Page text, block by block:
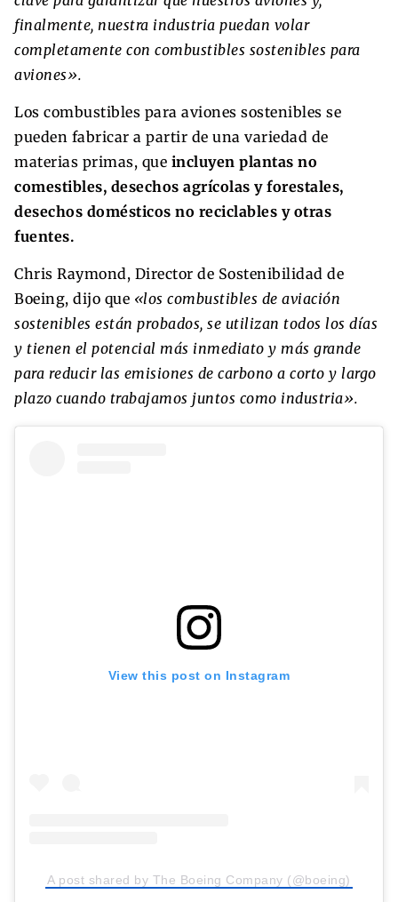
finalmente, nuestra industria puedan volar
completamente con combustibles sostenibles para
aviones».
Los combustibles para aviones sostenibles se
pueden fabricar a partir de una variedad de
materias primas, que incluyen plantas no
comestibles, desechos agrícolas y forestales,
desechos domésticos no reciclables y otras
fuentes.
Chris Raymond, Director de Sostenibilidad de
Boeing, dijo que «los combustibles de aviación
sostenibles están probados, se utilizan todos los días
y tienen el potencial más inmediato y más grande
para reducir las emisiones de carbono a corto y largo
plazo cuando trabajamos juntos como industria».
View this post on Instagram
A post shared by The Boeing Company (@boeing)